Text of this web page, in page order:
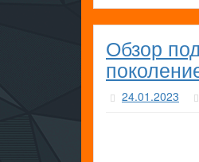
Обзор
24.01.2023